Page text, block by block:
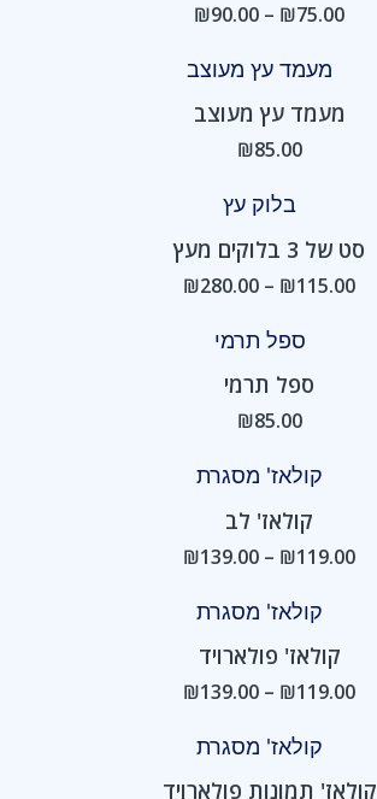
₪75.00
–
₪90.00
⁦₪90.00⁩
מעמד עץ מעוצב
₪85.00
סט של 3 בלוקים מעץ
₪115.00
–
₪280.00
עד
⁦₪280.00⁩
ספל תרמי
₪85.00
קולאז' לב
₪119.00
–
₪139.00
⁦₪139.00⁩
קולאז' פולארויד
₪119.00
–
₪139.00
⁦₪139.00⁩
קולאז' תמונות פולארויד